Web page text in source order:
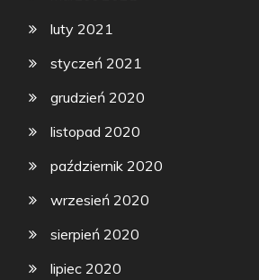
luty 2021
styczeń 2021
grudzień 2020
listopad 2020
październik 2020
wrzesień 2020
sierpień 2020
lipiec 2020